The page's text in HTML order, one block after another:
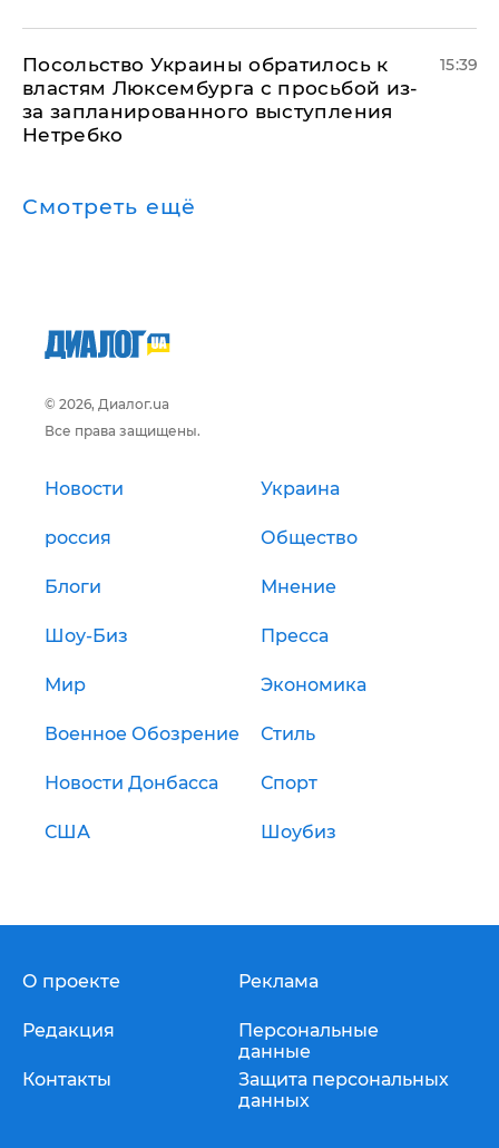
Посольство Украины обратилось к
властям Люксембурга с просьбой из-
за запланированного выступления
Нетребко
15:39
Смотреть ещё
© 2026, Диалог.ua
Все права защищены.
Новости Украина
россия Общество
Блоги Мнение
Шоу-Биз Пресса
Мир Экономика
Военное Обозрение Стиль
Новости Донбасса Спорт
США Шоубиз
О проекте
Редакция
Контакты
Реклама
Персональные
данные
Защита персональных
данных